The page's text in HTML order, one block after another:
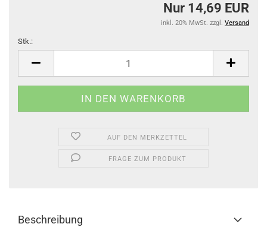
Nur 14,69 EUR
inkl. 20% MwSt. zzgl. Versand
Stk.:
AUF DEN MERKZETTEL
FRAGE ZUM PRODUKT
Beschreibung